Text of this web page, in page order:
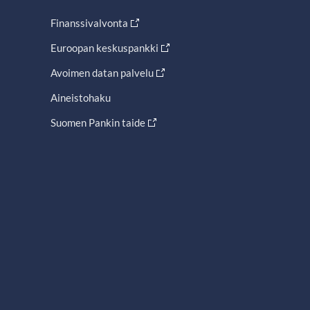
Finanssivalvonta
Euroopan keskuspankki
Avoimen datan palvelu
Aineistohaku
Suomen Pankin taide